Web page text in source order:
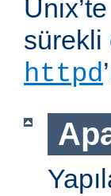
sürekli
httpd